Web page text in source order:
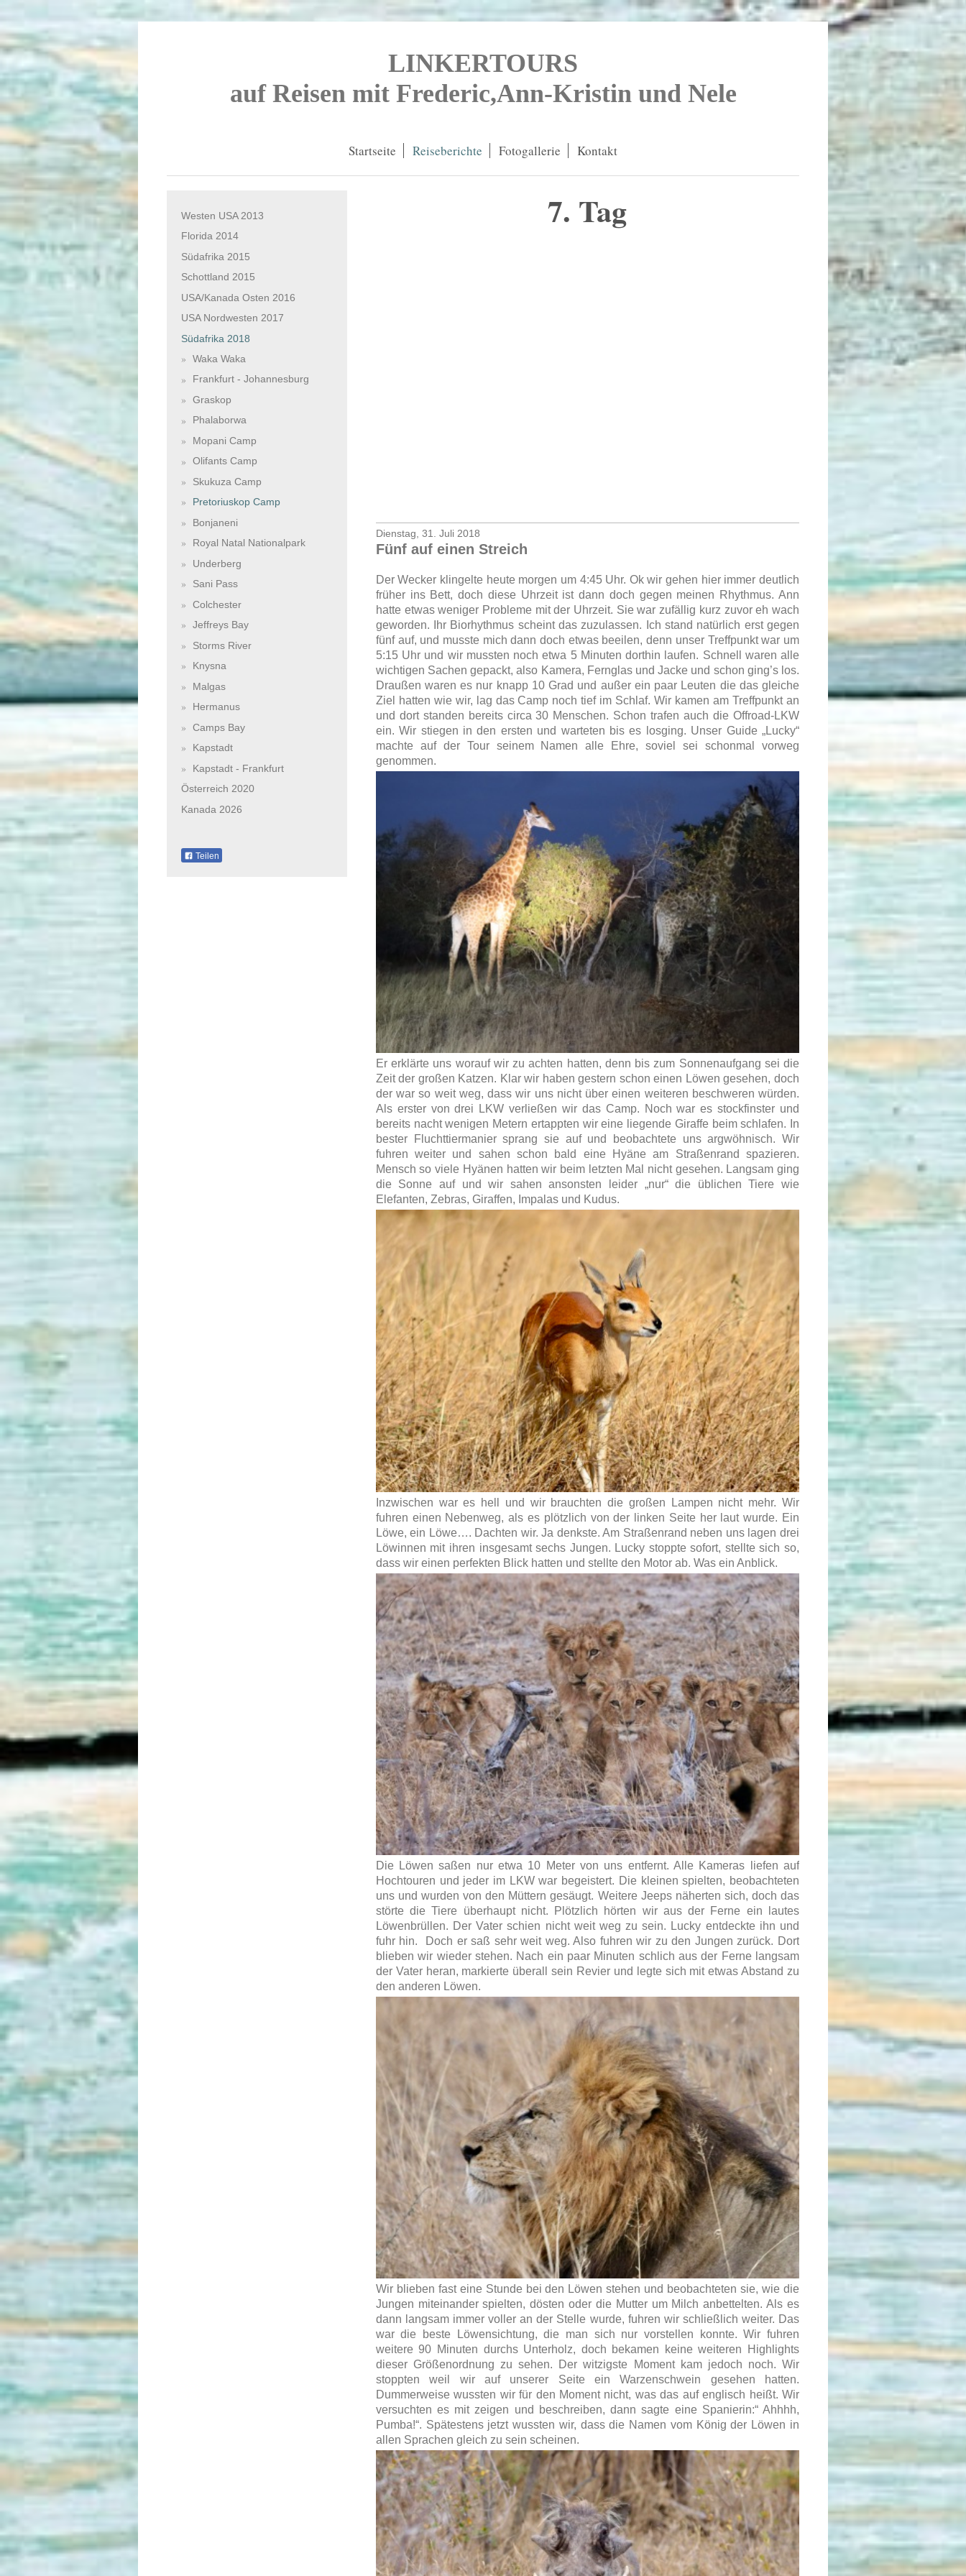
LINKERTOURS
auf Reisen mit Frederic,Ann-Kristin und Nele
Startseite Reiseberichte Fotogallerie Kontakt
7. Tag
Dienstag, 31. Juli 2018
Fünf auf einen Streich
Der Wecker klingelte heute morgen um 4:45 Uhr. Ok wir gehen hier immer deutlich
früher ins Bett, doch diese Uhrzeit ist dann doch gegen meinen Rhythmus. Ann
hatte etwas weniger Probleme mit der Uhrzeit. Sie war zufällig kurz zuvor eh wach
geworden. Ihr Biorhythmus scheint das zuzulassen. Ich stand natürlich erst gegen
fünf auf, und musste mich dann doch etwas beeilen, denn unser Treffpunkt war um
5:15 Uhr und wir mussten noch etwa 5 Minuten dorthin laufen. Schnell waren alle
wichtigen Sachen gepackt, also Kamera, Fernglas und Jacke und schon ging’s los.
Draußen waren es nur knapp 10 Grad und außer ein paar Leuten die das gleiche
Ziel hatten wie wir, lag das Camp noch tief im Schlaf. Wir kamen am Treffpunkt an
und dort standen bereits circa 30 Menschen. Schon trafen auch die Offroad-LKW
ein. Wir stiegen in den ersten und warteten bis es losging. Unser Guide „Lucky“
machte auf der Tour seinem Namen alle Ehre, soviel sei schonmal vorweg
genommen.
Er erklärte uns worauf wir zu achten hatten, denn bis zum Sonnenaufgang sei die
Zeit der großen Katzen. Klar wir haben gestern schon einen Löwen gesehen, doch
der war so weit weg, dass wir uns nicht über einen weiteren beschweren würden.
Als erster von drei LKW verließen wir das Camp. Noch war es stockfinster und
bereits nacht wenigen Metern ertappten wir eine liegende Giraffe beim schlafen. In
bester Fluchttiermanier sprang sie auf und beobachtete uns argwöhnisch. Wir
fuhren weiter und sahen schon bald eine Hyäne am Straßenrand spazieren.
Mensch so viele Hyänen hatten wir beim letzten Mal nicht gesehen. Langsam ging
die Sonne auf und wir sahen ansonsten leider „nur“ die üblichen Tiere wie
Elefanten, Zebras, Giraffen, Impalas und Kudus.
Inzwischen war es hell und wir brauchten die großen Lampen nicht mehr. Wir
fuhren einen Nebenweg, als es plötzlich von der linken Seite her laut wurde. Ein
Löwe, ein Löwe…. Dachten wir. Ja denkste. Am Straßenrand neben uns lagen drei
Löwinnen mit ihren insgesamt sechs Jungen. Lucky stoppte sofort, stellte sich so,
dass wir einen perfekten Blick hatten und stellte den Motor ab. Was ein Anblick.
Die Löwen saßen nur etwa 10 Meter von uns entfernt. Alle Kameras liefen auf
Hochtouren und jeder im LKW war begeistert. Die kleinen spielten, beobachteten
uns und wurden von den Müttern gesäugt. Weitere Jeeps näherten sich, doch das
störte die Tiere überhaupt nicht. Plötzlich hörten wir aus der Ferne ein lautes
Löwenbrüllen. Der Vater schien nicht weit weg zu sein. Lucky entdeckte ihn und
fuhr hin. Doch er saß sehr weit weg. Also fuhren wir zu den Jungen zurück. Dort
blieben wir wieder stehen. Nach ein paar Minuten schlich aus der Ferne langsam
der Vater heran, markierte überall sein Revier und legte sich mit etwas Abstand zu
den anderen Löwen.
Wir blieben fast eine Stunde bei den Löwen stehen und beobachteten sie, wie die
Jungen miteinander spielten, dösten oder die Mutter um Milch anbettelten. Als es
dann langsam immer voller an der Stelle wurde, fuhren wir schließlich weiter. Das
war die beste Löwensichtung, die man sich nur vorstellen konnte. Wir fuhren
weitere 90 Minuten durchs Unterholz, doch bekamen keine weiteren Highlights
dieser Größenordnung zu sehen. Der witzigste Moment kam jedoch noch. Wir
stoppten weil wir auf unserer Seite ein Warzenschwein gesehen hatten.
Dummerweise wussten wir für den Moment nicht, was das auf englisch heißt. Wir
versuchten es mit zeigen und beschreiben, dann sagte eine Spanierin:“ Ahhhh,
Pumba!“. Spätestens jetzt wussten wir, dass die Namen vom König der Löwen in
allen Sprachen gleich zu sein scheinen.
Westen USA 2013
Florida 2014
Südafrika 2015
Schottland 2015
USA/Kanada Osten 2016
USA Nordwesten 2017
Südafrika 2018
Waka Waka
Frankfurt - Johannesburg
Graskop
Phalaborwa
Mopani Camp
Olifants Camp
Skukuza Camp
Pretoriuskop Camp
Bonjaneni
Royal Natal Nationalpark
Underberg
Sani Pass
Colchester
Jeffreys Bay
Storms River
Knysna
Malgas
Hermanus
Camps Bay
Kapstadt
Kapstadt - Frankfurt
Österreich 2020
Kanada 2026
Teilen